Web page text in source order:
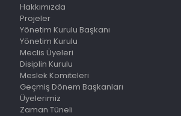
Hakkımızda
Projeler
Yönetim Kurulu Başkanı
Yönetim Kurulu
Meclis Üyeleri
Disiplin Kurulu
Meslek Komiteleri
Geçmiş Dönem Başkanları
Üyelerimiz
Zaman Tüneli